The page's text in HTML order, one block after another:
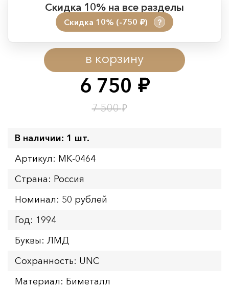
6 750 руб.
7 500₽
в корзину
Скидка 10% на все разделы
Скидка 10% (-750 руб.) ?
Период действия акции:
Начало:
08.08.2026 00:01
Окончание:
09.08.2026 23:59
Время до окончания:
В наличии: 1 шт.
Артикул: MK-0464
Страна: Россия
Номинал: 50 рублей
Год: 1994
Буквы: ЛМД
Сохранность: UNC
Материал: Биметалл